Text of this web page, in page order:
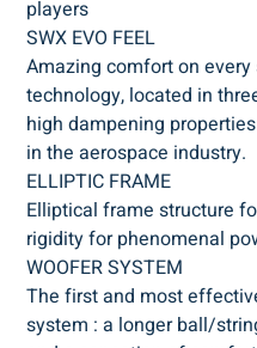
players
SWX EVO FEEL
Amazing comfort on
technology, located in
high dampening
in the aerospace industry.
ELLIPTIC FRAME
Elliptical frame structure
rigidity for phenomenal
WOOFER SYSTEM
The first and most
system : a longer ball/